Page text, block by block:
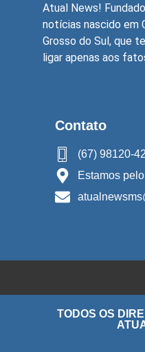
Atual News!
notícias nascido em
Grosso do Sul, que
ligar apenas aos
Contato
(67) 98120-
Estamos
TODOS OS